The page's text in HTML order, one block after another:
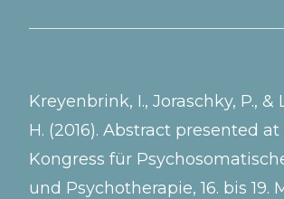
Kreyenbrink, I., Joraschky, P., &
H. (2016). Abstract presented
Kongress für
und Psychotherapie, 16. bis 19.